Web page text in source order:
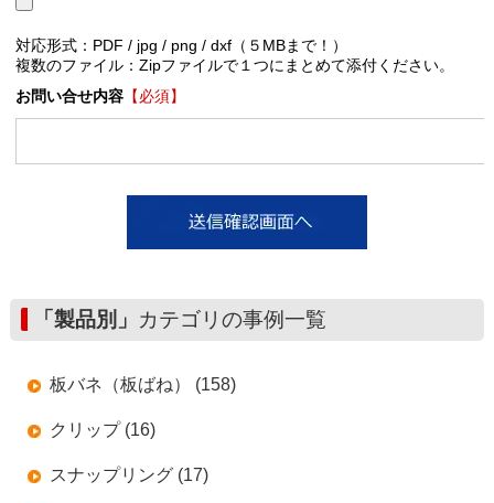
対応形式：PDF / jpg / png / dxf（５MBまで！）
複数のファイル：Zipファイルで１つにまとめて添付ください。
お問い合せ内容【必須】
「製品別」 カテゴリの事例一覧
板バネ（板ばね） (158)
クリップ (16)
スナップリング (17)